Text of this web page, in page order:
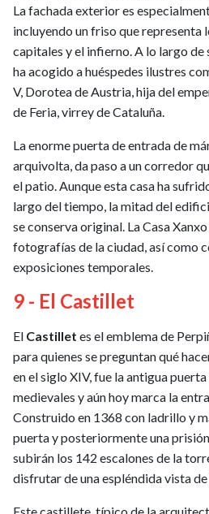
La fachada exterior es
incluyendo un friso que representa
capitales y el infierno. A lo largo de
ha acogido a huéspedes ilustres
V, Dorotea de Austria, hija del
de Feria, virrey de Cataluña.
La enorme puerta de entrada de
arquivolta, da paso a un corredor
el patio. Aunque esta casa ha
largo del tiempo, la mitad del
se conserva original. La Casa
fotografías de la ciudad, así como
exposiciones temporales.
9 - El Castillet
El Castillet es el emblema de
para quienes se preguntan qué
en el siglo XIV, fue la antigua
medievales y aún hoy marca la
Construido en 1368 con ladrillo y
puerta y posteriormente una
subirán los 142 escalones de la
disfrutar de una espléndida vista de